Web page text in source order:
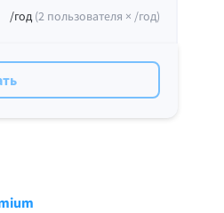
/год(2 пользователя × /год)